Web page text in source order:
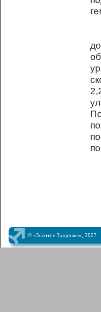
© «Золотое Здоровье», 2007